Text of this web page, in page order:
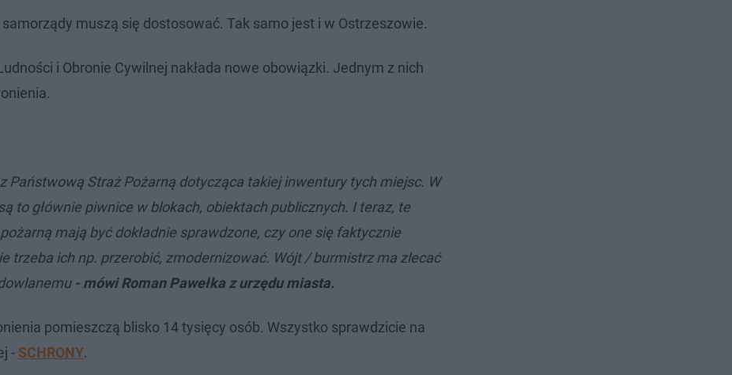
muszą się dostosować. Tak samo jest i w Ostrzeszowie.
i Obronie Cywilnej​ nakłada nowe obowiązki. Jednym z nich
Państwową Straż Pożarną dotycząca takiej inwentury tych miejsc. W
to głównie piwnice w blokach, obiektach publicznych. I teraz, te
mają być dokładnie sprawdzone, czy one się faktycznie
trzeba ich np. przerobić, zmodernizować. Wójt / burmistrz ma zlecać
- mówi Roman Pawełka z urzędu miasta.
pomieszczą blisko 14 tysięcy osób. Wszystko sprawdzicie na
- SCHRONY.